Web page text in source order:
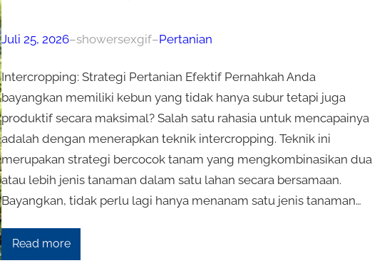
Juli 25, 2026–showersexgif–Pertanian
Intercropping: Strategi Pertanian Efektif Pernahkah Anda
bayangkan memiliki kebun yang tidak hanya subur tetapi juga
produktif secara maksimal? Salah satu rahasia untuk mencapainya
adalah dengan menerapkan teknik intercropping. Teknik ini
merupakan strategi bercocok tanam yang mengkombinasikan dua
atau lebih jenis tanaman dalam satu lahan secara bersamaan.
Bayangkan, tidak perlu lagi hanya menanam satu jenis tanaman…
Read more